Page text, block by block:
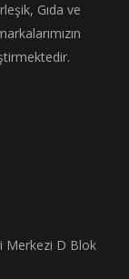
Gıda ve
Merkezi D Blok